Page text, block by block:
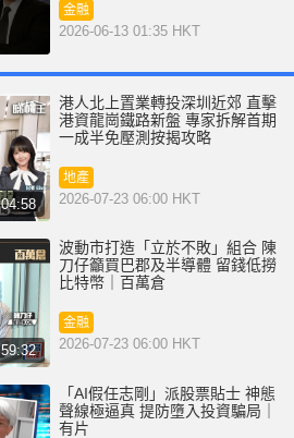
金融
2026-06-13 01:35 HKT
04:58
港人北上置業轉投深圳近郊 直擊
港資龍崗鐵路新盤 專家拆解首期
一成半免壓測按揭攻略
地產
2026-07-23 06:00 HKT
59:32
波動市打造「立於不敗」組合 陳
刀仔籲買巴郡及半導體 留錢低撈
比特幣｜百萬倉
金融
2026-07-23 06:00 HKT
「AI假任志剛」派股票貼士 神態
聲線極逼真 提防墮入投資騙局｜
有片